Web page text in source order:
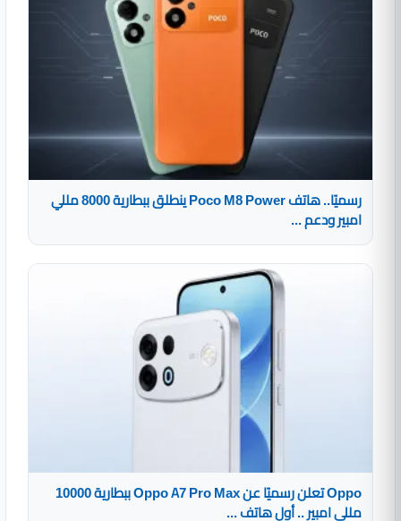
رسميًا.. هاتف Poco M8 Power ينطلق ببطارية 8000 مللي
امبير ودعم ...
Oppo تعلن رسميًا عن Oppo A7 Pro Max ببطارية 10000
مللي امبير .. أول هاتف ...